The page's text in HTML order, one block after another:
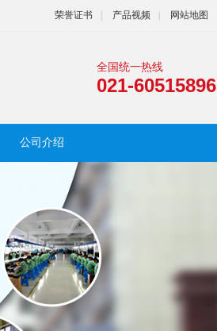
荣誉证书 产品视频 网站地图
全国统一热线
021-60515896
公司介绍